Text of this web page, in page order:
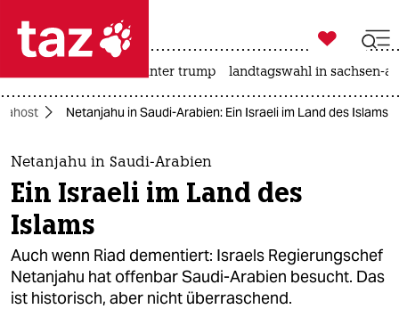
 taz zahl ich
taz zahl ich
themen
politik
öko
gesellschaft

taz zahl ich
usa unter trump landtagswahl in sachsen-
Netanjahu in Saudi-Arabien: Ein Israeli im Land des Islams
Netanjahu in Saudi-Arabien
Ein Israeli im Land des
Islams
Auch wenn Riad dementiert: Israels Regierungschef
Netanjahu hat offenbar Saudi-Arabien besucht. Das
ist historisch, aber nicht überraschend.